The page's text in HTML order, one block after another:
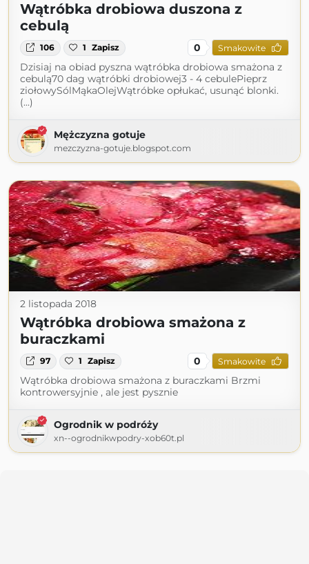
Wątróbka drobiowa duszona z
cebulą
106 1 Zapisz 0 Smakowite
Dzisiaj na obiad pyszna wątróbka drobiowa smażona z
cebulą70 dag wątróbki drobiowej3 - 4 cebulePieprz
ziołowySólMąkaOlejWątróbke opłukać, usunąć blonki.
(...)
Mężczyzna gotuje
mezczyzna-gotuje.blogspot.com
2 listopada 2018
Wątróbka drobiowa smażona z
buraczkami
97 1 Zapisz 0 Smakowite
Wątróbka drobiowa smażona z buraczkami Brzmi
kontrowersyjnie , ale jest pysznie
Ogrodnik w podróży
xn--ogrodnikwpodry-xob60t.pl